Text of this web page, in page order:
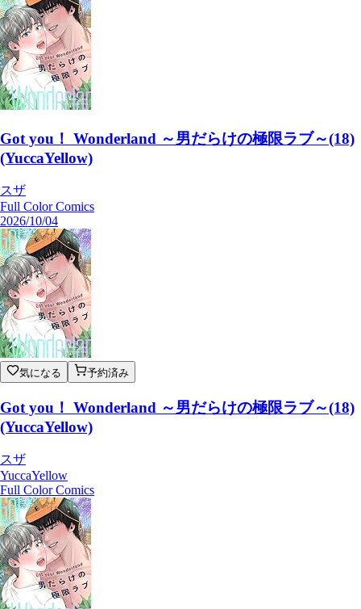
Got you！ Wonderland ～男だらけの極限ラブ～(18)
(YuccaYellow)
スザ
Full Color Comics
2026/10/04
気になる 予約済み
Got you！ Wonderland ～男だらけの極限ラブ～(18)
(YuccaYellow)
スザ
YuccaYellow
Full Color Comics